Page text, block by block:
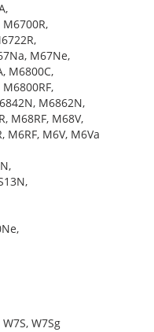
M67Ne,
M6800C,
M6862N,
M68RF, M68V,
M6RF, M6V, M6Va
W7Sg